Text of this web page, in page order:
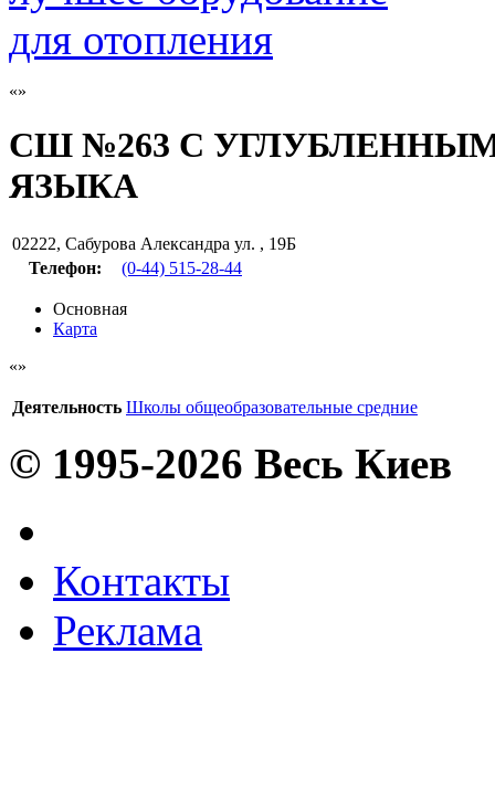
СШ №263 С
ЯЗЫКА
02222, Сабурова Александра ул. , 19Б
Телефон:
(0-44) 515-28-44
Основная
Карта
Деятельность Школы общеобразовательные средние
© 1995-2026 Весь Киев
Контакты
Реклама